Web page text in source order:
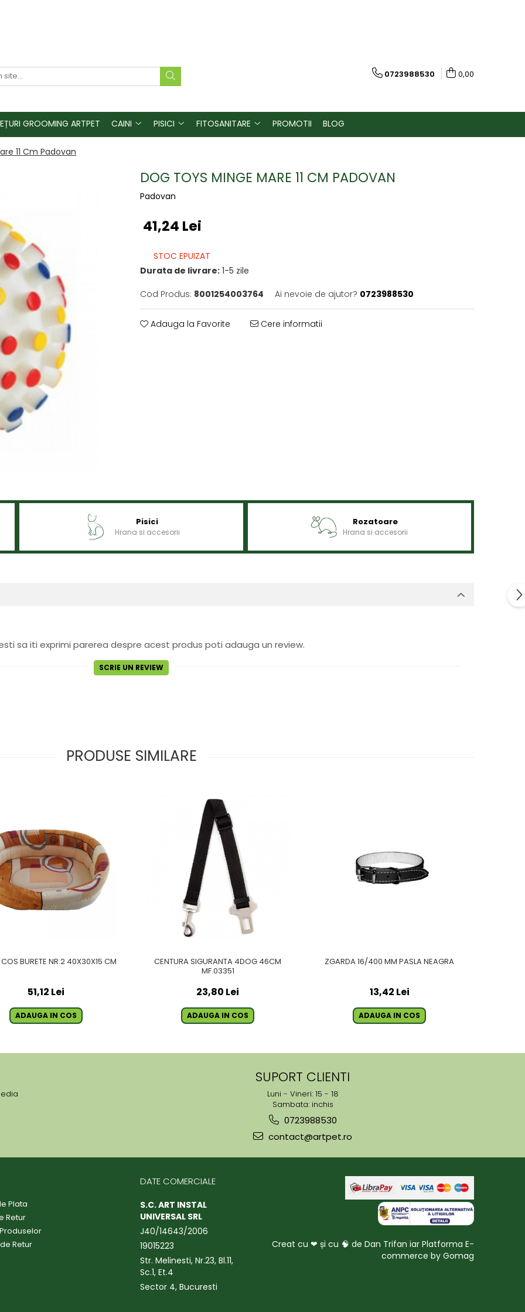
0723988530 0,00
GROOMING ARTPET CAINI PISICI FITOSANITARE PROMOTII BLOG
11 Cm Padovan
DOG TOYS MINGE MARE 11 CM PADOVAN
Padovan
41,24 Lei
STOC EPUIZAT
Durata de livrare: 1-5 zile
Cod Produs: 8001254003764 Ai nevoie de ajutor? 0723988530
Adauga la Favorite Cere informatii
Pisici
Hrana si accesorii
Rozatoare
Hrana si accesorii
sa iti exprimi parerea despre acest produs poti adauga un review.
SCRIE UN REVIEW
PRODUSE SIMILARE
BURETE NR.2 40X30X15 CM
51,12 Lei
ADAUGA IN COS
CENTURA SIGURANTA 4DOG 46CM
MF.03351
23,80 Lei
ADAUGA IN COS
ZGARDA 16/400 MM PASLA NEAGRA
13,42 Lei
ADAUGA IN COS
SUPORT CLIENTI
Luni - Vineri: 15 - 18
Sambata: inchis
0723988530
contact@artpet.ro
Plata
Retur
Retur
DATE COMERCIALE
S.C. ART INSTAL
UNIVERSAL SRL
J40/14643/2006
19015223
Str. Melinesti, Nr.23, Bl.11,
Sc.1, Et.4
Sector 4, Bucuresti
Creat cu ❤ și cu 🧠 de Dan Trifan iar Platforma E-
commerce by Gomag